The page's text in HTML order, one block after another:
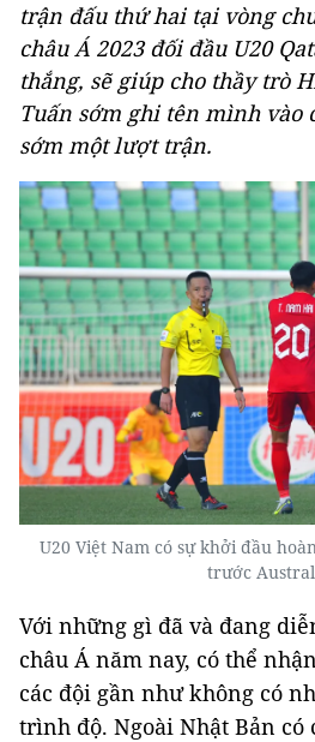
trận đấu thứ hai tại vòng
châu Á 2023 đối đầu U20
thắng, sẽ giúp cho thầy trò
Tuấn sớm ghi tên mình vào
sớm một lượt trận.
U20 Việt Nam có sự khởi đầu
trước
Với những gì đã và đang
châu Á năm nay, có thể
các đội gần như không có
trình độ. Ngoài Nhật Bản có